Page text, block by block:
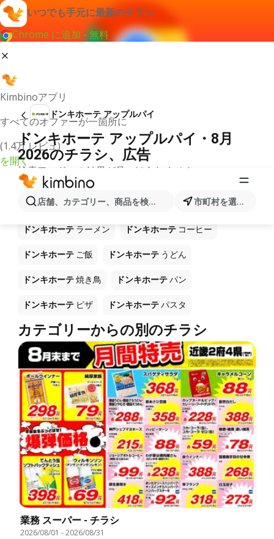
いつでも手元に最新のチラシ
Chrome に追加 - 無料
Kimbinoアプリ
すべてのオファーが一箇所に
(1.4万 レビュ)
を開く
店舗、カテゴリー、商品を検索... 市町村を選択します
ドンキホーテ アップルパイ
ドンキホーテ アップルパイ・8月
2026のチラシ、広告
検索ワードへの結果が見つけられません。
ショップ ドンキホーテ で販売中の
他製品
ドンキホーテ ラーメン ドンキホーテ コーヒー
ドンキホーテ ご飯 ドンキホーテ うどん
ドンキホーテ焼き鳥 ドンキホーテパン
ドンキホーテ ピザ ドンキホーテパスタ
カテゴリーからの別のチラシ
業務 スーパー - チラシ
2026/08/01 -2026/08/31